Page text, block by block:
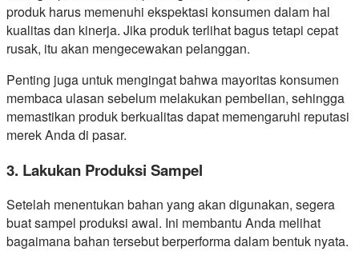
produk harus memenuhi ekspektasi konsumen dalam hal
kualitas dan kinerja. Jika produk terlihat bagus tetapi cepat
rusak, itu akan mengecewakan pelanggan.
Penting juga untuk mengingat bahwa mayoritas konsumen
membaca ulasan sebelum melakukan pembelian, sehingga
memastikan produk berkualitas dapat memengaruhi reputasi
merek Anda di pasar.
3. Lakukan Produksi Sampel
Setelah menentukan bahan yang akan digunakan, segera
buat sampel produksi awal. Ini membantu Anda melihat
bagaimana bahan tersebut berperforma dalam bentuk nyata.